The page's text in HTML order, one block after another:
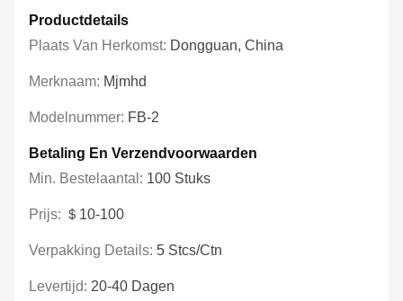
Productdetails
Plaats Van Herkomst: Dongguan, China
Merknaam: Mjmhd
Modelnummer: FB-2
Betaling En Verzendvoorwaarden
Min. Bestelaantal: 100 Stuks
Prijs: ＄10-100
Verpakking Details: 5 Stcs/ctn
Levertijd: 20-40 Dagen